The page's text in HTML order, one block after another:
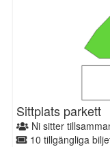
Sittplats parkett
Ni sitter
10 tillgängliga